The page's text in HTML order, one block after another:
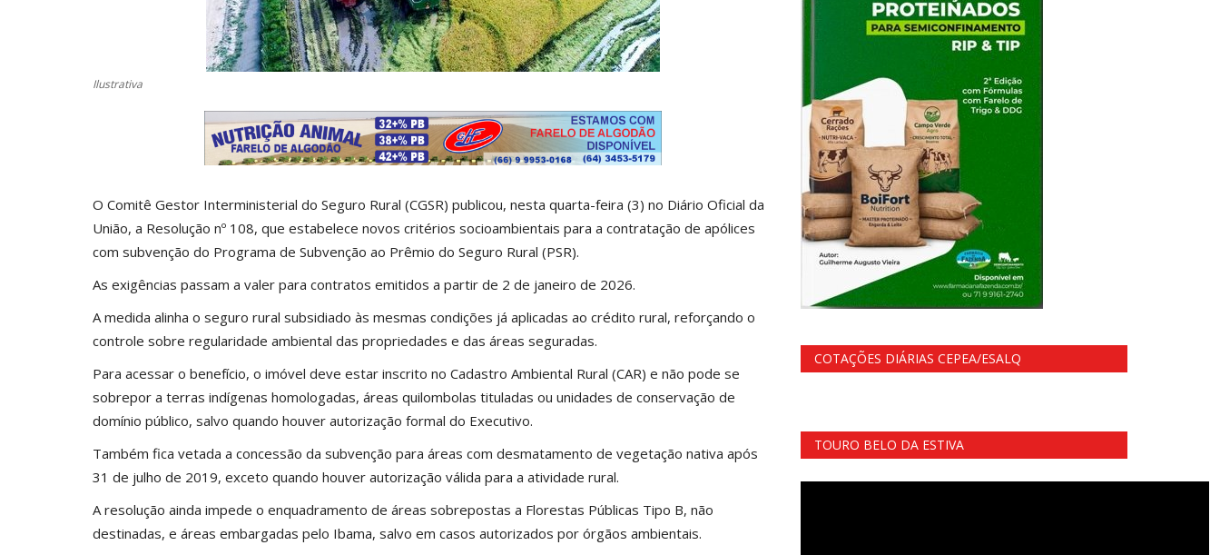
Ilustrativa
O Comitê Gestor Interministerial do Seguro Rural (CGSR) publicou, nesta quarta-feira (3) no Diário Oficial da
União, a Resolução nº 108, que estabelece novos critérios socioambientais para a contratação de apólices
com subvenção do Programa de Subvenção ao Prêmio do Seguro Rural (PSR).
As exigências passam a valer para contratos emitidos a partir de 2 de janeiro de 2026.
A medida alinha o seguro rural subsidiado às mesmas condições já aplicadas ao crédito rural, reforçando o
controle sobre regularidade ambiental das propriedades e das áreas seguradas.
Para acessar o benefício, o imóvel deve estar inscrito no Cadastro Ambiental Rural (CAR) e não pode se
sobrepor a terras indígenas homologadas, áreas quilombolas tituladas ou unidades de conservação de
domínio público, salvo quando houver autorização formal do Executivo.
Também fica vetada a concessão da subvenção para áreas com desmatamento de vegetação nativa após
31 de julho de 2019, exceto quando houver autorização válida para a atividade rural.
A resolução ainda impede o enquadramento de áreas sobrepostas a Florestas Públicas Tipo B, não
destinadas, e áreas embargadas pelo Ibama, salvo em casos autorizados por órgãos ambientais.
COTAÇÕES DIÁRIAS CEPEA/ESALQ
TOURO BELO DA ESTIVA